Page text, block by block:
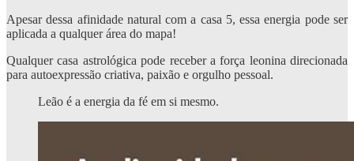
Apesar dessa afinidade natural com a casa 5, essa energia pode ser
aplicada a qualquer área do mapa!
Qualquer casa astrológica pode receber a força leonina direcionada
para autoexpressão criativa, paixão e orgulho pessoal.
Leão é a energia da fé em si mesmo.